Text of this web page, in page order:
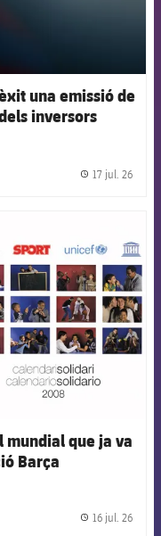
una emissió de
inversors
17 jul. 26
mundial que ja va
Barça
16 jul. 26